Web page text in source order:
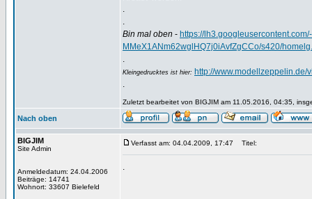
.
.
Bin mal oben - https://
MMeX1ANm62wglHQ7j0iAvfZgCCo/s420/
.
Kleingedrucktes ist hier: http://
.
Zuletzt bearbeitet von BIGJIM am 11.05.2016, 04:35,
Nach oben
BIGJIM
Site Admin
Anmeldedatum: 24.04.2006
Beiträge: 14741
Wohnort: 33607 Bielefeld
Verfasst am: 04.04.2009, 17:47 Titel:
.